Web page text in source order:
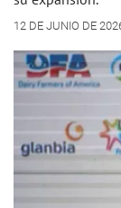
12 DE JUNIO DE